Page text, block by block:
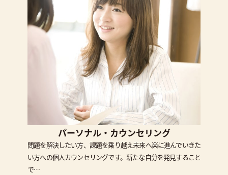
パーソナル・カウンセリング
問題を解決したい方、課題を乗り越え未来へ楽に進んでいきた
い方への個人カウンセリングです。新たな自分を発見すること
で…